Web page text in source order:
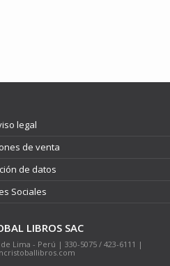
legal
de venta
de datos
Sociales
LIBROS SAC
Lima - Perú | 330-5075 / 423-6111 |